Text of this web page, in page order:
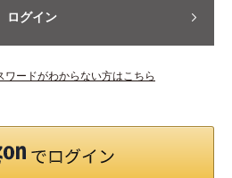
ログイン
ワードがわからない方はこちら